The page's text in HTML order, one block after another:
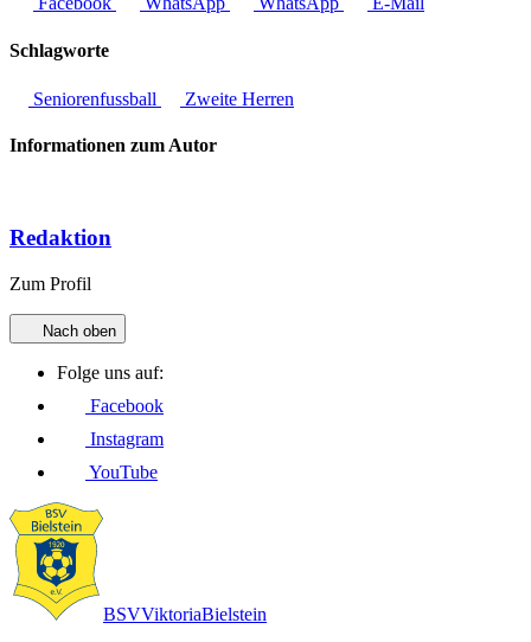
Schlagworte
Seniorenfussball Zweite Herren
Informationen zum Autor
Redaktion
Zum Profil
Nach oben
Folge uns auf:
Facebook
Instagram
YouTube
BSVViktoriaBielstein